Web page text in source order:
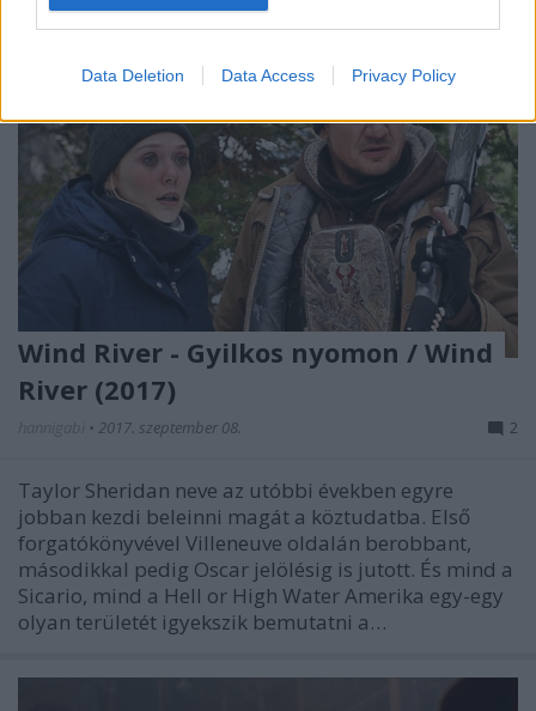
Data Deletion Data Access Privacy Policy
Wind River - Gyilkos nyomon / Wind
River (2017)
• 2017. szeptember 08. 2
Taylor Sheridan neve az utóbbi években egyre
jobban kezdi beleinni magát a köztudatba. Első
forgatókönyvével Villeneuve oldalán berobbant,
másodikkal pedig Oscar jelölésig is jutott. És mind a
Sicario, mind a Hell or High Water Amerika egy-egy
olyan területét igyekszik bemutatni a…